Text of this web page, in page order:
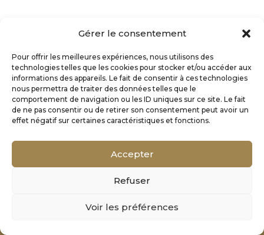
Gérer le consentement
Pour offrir les meilleures expériences, nous utilisons des
technologies telles que les cookies pour stocker et/ou accéder aux
informations des appareils. Le fait de consentir à ces technologies
nous permettra de traiter des données telles que le
comportement de navigation ou les ID uniques sur ce site. Le fait
de ne pas consentir ou de retirer son consentement peut avoir un
effet négatif sur certaines caractéristiques et fonctions.
Accepter
Refuser
Voir les préférences
Mentions Légales